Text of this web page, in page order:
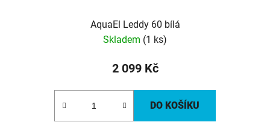
AquaEl Leddy 60 bílá
Skladem (1 ks)
2 099 Kč
DO KOŠÍKU